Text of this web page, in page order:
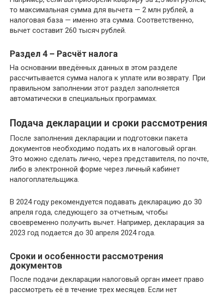
то максимальная сумма для вычета — 2 млн рублей, а
налоговая база — именно эта сумма. Соответственно,
вычет составит 260 тысяч рублей.
Раздел 4 – Расчёт налога
На основании введённых данных в этом разделе
рассчитывается сумма налога к уплате или возврату. При
правильном заполнении этот раздел заполняется
автоматически в специальных программах.
Подача декларации и сроки рассмотрения
После заполнения декларации и подготовки пакета
документов необходимо подать их в налоговый орган.
Это можно сделать лично, через представителя, по почте,
либо в электронной форме через личный кабинет
налогоплательщика.
В 2024 году рекомендуется подавать декларацию до 30
апреля года, следующего за отчетным, чтобы
своевременно получить вычет. Например, декларация за
2023 год подается до 30 апреля 2024 года.
Сроки и особенности рассмотрения
документов
После подачи декларации налоговый орган имеет право
рассмотреть её в течение трех месяцев. Если нет